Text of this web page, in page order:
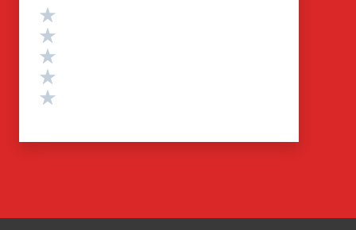
Valutazione